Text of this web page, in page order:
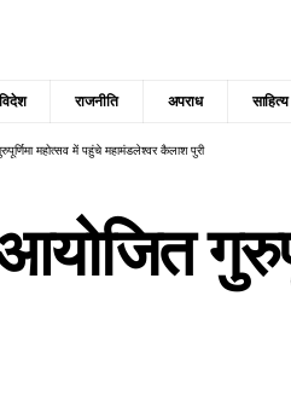
विदेश राजनीति अपराध साहित्य
महोत्सव में पहुंचे महामंडलेश्वर कैलाश पुरी
आयोजित